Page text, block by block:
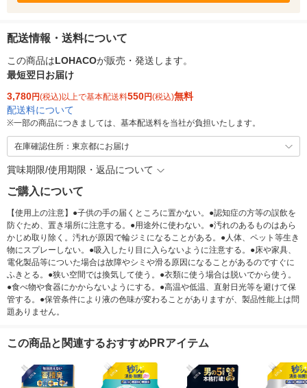
配送情報・送料について
この商品はLOHACOが販売・発送します。
最短翌日お届け
3,780円(税込)以上で基本配送料550円(税込)無料
配送料について
※一部の商品につきましては、基本配送料を当社が負担いたします。
在庫確認住所：東京都にお届け
賞味期限/使用期限・返品について
ご購入について
【使用上の注意】●子供の手の届くところに置かない。●認知症の方等の誤飲を
防ぐため、置き場所に注意する。●用途外に使わない。●汚れのあるものはあら
かじめ取り除く。汚れが原因で輪ジミになることがある。●人体、ペット等生き
物にスプレーしない。●吸入したり目に入らないように注意する。●床や家具、
電化製品等についた場合は故障やシミや滑る原因になることがあるのですぐに
ふきとる。●狭い空間では換気して使う。●衣類に使う場合は脱いでから使う。
●食べ物や食器にかからないようにする。●高温や低温、直射日光等を避けて保
管する。●保管条件により液の色味が変わることがありますが、製品性能上は問
題ありません。
この商品と関連するおすすめPRアイテム